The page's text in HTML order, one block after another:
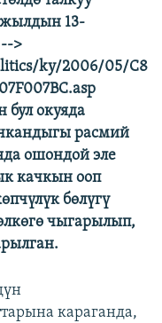
жылдын 13-
>
ky/2006/05/C8
бул окуяда
расмий
ошондой эле
качкын ооп
бөлүгү
чыгарылып,
караганда,